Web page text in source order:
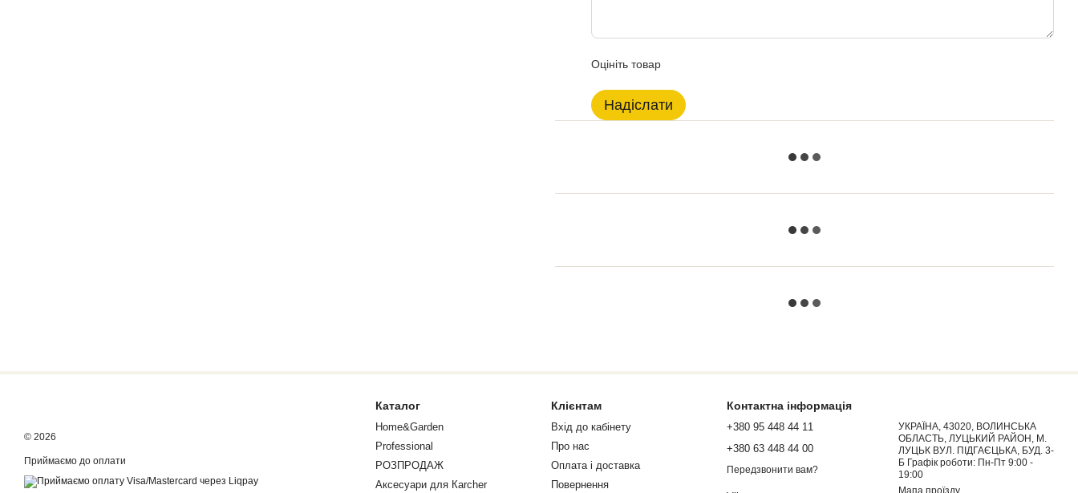
Оцініть товар
Надіслати
© 2026
Приймаємо до оплати
Каталог
Home&Garden
Professional
РОЗПРОДАЖ
Аксесуари для Кarcher
Клієнтам
Вхід до кабінету
Про нас
Оплата і доставка
Повернення
Контактна інформація
+380 95 448 44 11
+380 63 448 44 00
Передзвонити вам?
УКРАЇНА, 43020, ВОЛИНСЬКА
ОБЛАСТЬ, ЛУЦЬКИЙ РАЙОН, М.
ЛУЦЬК ВУЛ. ПІДГАЄЦЬКА, БУД. 3-
Б Графік роботи: Пн-Пт 9:00 -
19:00
Мапа проїзду